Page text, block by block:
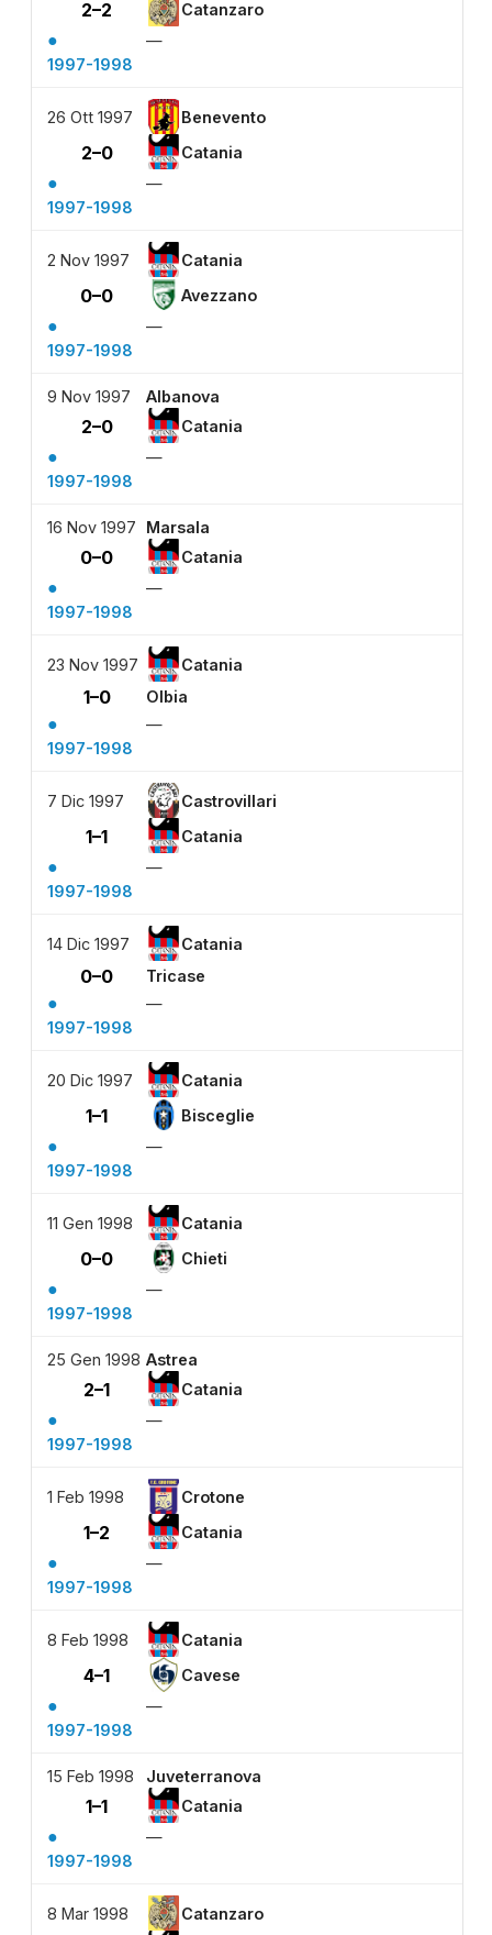
2–2 Catanzaro
●
—
1997-1998
26 Ott 1997 Benevento
2–0 Catania
●
—
1997-1998
2 Nov 1997 Catania
0–0 Avezzano
●
—
1997-1998
9 Nov 1997 Albanova
2–0 Catania
●
—
1997-1998
16 Nov 1997 Marsala
0–0 Catania
●
—
1997-1998
23 Nov 1997 Catania
1–0 Olbia
●
—
1997-1998
7 Dic 1997 Castrovillari
1–1 Catania
●
—
1997-1998
14 Dic 1997 Catania
0–0 Tricase
●
—
1997-1998
20 Dic 1997 Catania
1–1 Bisceglie
●
—
1997-1998
11 Gen 1998 Catania
0–0 Chieti
●
—
1997-1998
25 Gen 1998 Astrea
2–1 Catania
●
—
1997-1998
1 Feb 1998 Crotone
1–2 Catania
●
—
1997-1998
8 Feb 1998 Catania
4–1 Cavese
●
—
1997-1998
15 Feb 1998 Juveterranova
1–1 Catania
●
—
1997-1998
8 Mar 1998 Catanzaro